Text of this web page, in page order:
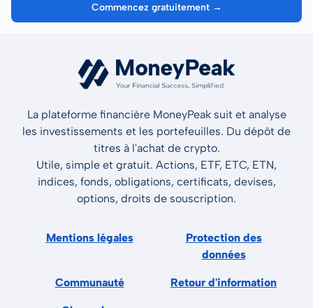
Commencez gratuitement →
La plateforme financière MoneyPeak suit et analyse
les investissements et les portefeuilles. Du dépôt de
titres à l'achat de crypto.
Utile, simple et gratuit. Actions, ETF, ETC, ETN,
indices, fonds, obligations, certificats, devises,
options, droits de souscription.
Mentions légales
Protection des
données
Communauté Retour d'information